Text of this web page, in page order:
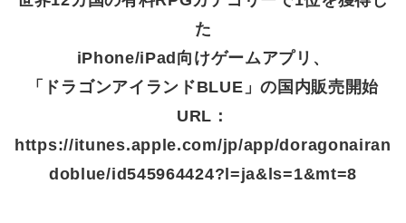
た
iPhone/iPad向けゲームアプリ、
「ドラゴンアイランドBLUE」の国内販売開始
URL：
https://itunes.apple.com/jp/app/doragonairan
doblue/id545964424?l=ja&ls=1&mt=8